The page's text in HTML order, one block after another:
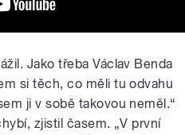
Jako třeba Václav Benda
si těch, co měli tu odvahu
ji v sobě takovou neměl.“
zjistil časem. „V první